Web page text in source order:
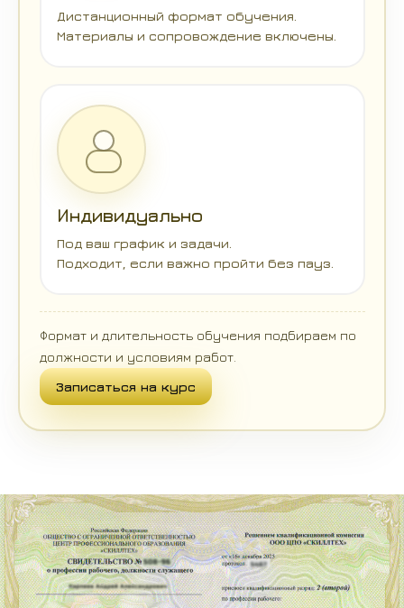
Дистанционный формат обучения.
Материалы и сопровождение включены.
Индивидуально
Под ваш график и задачи.
Подходит, если важно пройти без пауз.
Формат и длительность обучения подбираем по
должности и условиям работ.
Записаться на курс